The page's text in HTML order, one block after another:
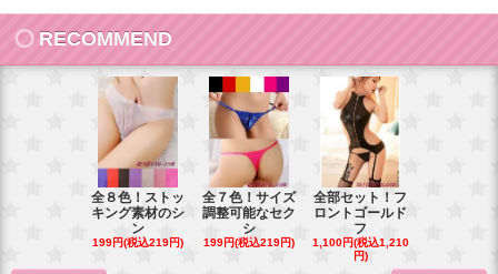
RECOMMEND
全８色！ストッ
キング素材のシ
ン
199円(税込219円)
全７色！サイズ
調整可能なセク
シ
199円(税込219円)
全部セット！フ
ロントゴールド
フ
1,100円(税込1,210
円)